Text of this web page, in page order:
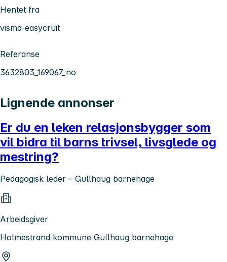
Hentet fra
visma-easycruit
Referanse
3632803_169067_no
Lignende annonser
Er du en leken relasjonsbygger som
vil bidra til barns trivsel, livsglede og
mestring?
Pedagogisk leder – Gullhaug barnehage
Arbeidsgiver
Holmestrand kommune Gullhaug barnehage